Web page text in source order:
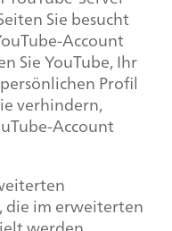
Sie besucht
Account
Sie YouTube, Ihr
Profil
verhindern,
Account
die im erweiterten